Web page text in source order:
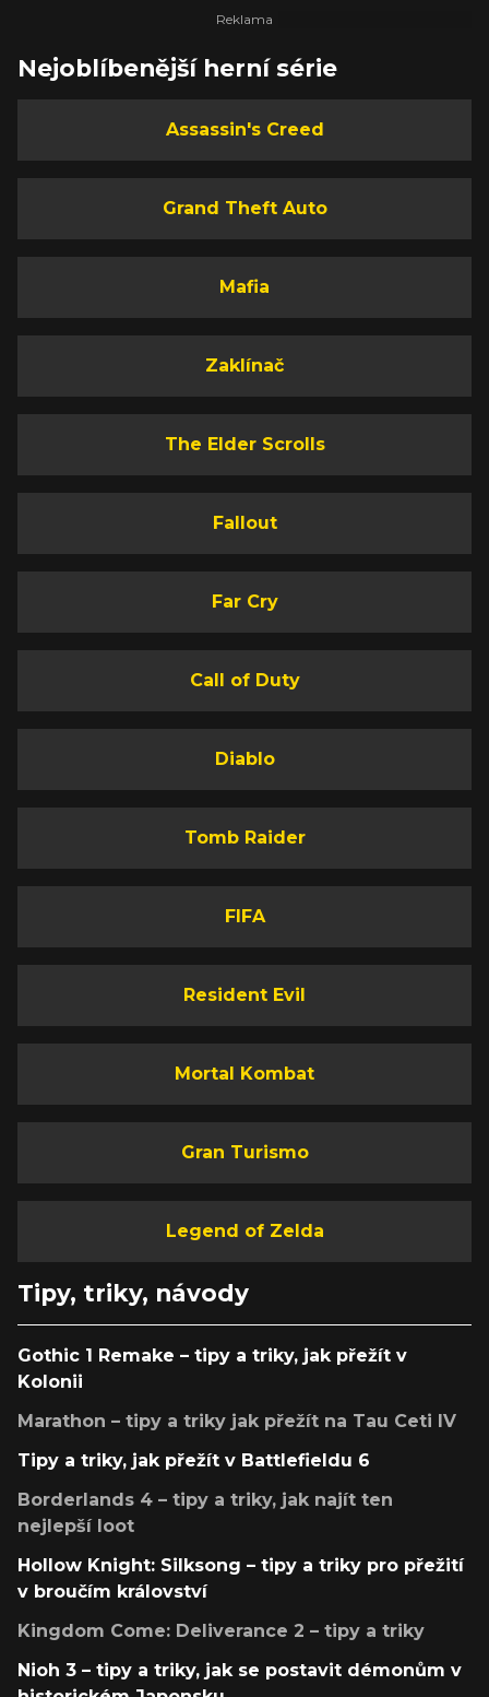
Nejoblíbenější herní série
Assassin's Creed
Grand Theft Auto
Mafia
Zaklínač
The Elder Scrolls
Fallout
Far Cry
Call of Duty
Diablo
Tomb Raider
FIFA
Resident Evil
Mortal Kombat
Gran Turismo
Legend of Zelda
Tipy, triky, návody
Gothic 1 Remake – tipy a triky, jak přežít v
Kolonii
Marathon – tipy a triky jak přežít na Tau Ceti IV
Tipy a triky, jak přežít v Battlefieldu 6
Borderlands 4 – tipy a triky, jak najít ten
nejlepší loot
Hollow Knight: Silksong – tipy a triky pro přežití
v broučím království
Kingdom Come: Deliverance 2 – tipy a triky
Nioh 3 – tipy a triky, jak se postavit démonům v